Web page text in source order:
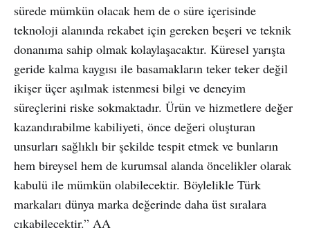
sürede mümkün olacak hem de o süre içerisinde
teknoloji alanında rekabet için gereken beşeri ve teknik
donanıma sahip olmak kolaylaşacaktır. Küresel yarışta
geride kalma kaygısı ile basamakların teker teker değil
ikişer üçer aşılmak istenmesi bilgi ve deneyim
süreçlerini riske sokmaktadır. Ürün ve hizmetlere değer
kazandırabilme kabiliyeti, önce değeri oluşturan
unsurları sağlıklı bir şekilde tespit etmek ve bunların
hem bireysel hem de kurumsal alanda öncelikler olarak
kabulü ile mümkün olabilecektir. Böylelikle Türk
markaları dünya marka değerinde daha üst sıralara
çıkabilecektir.” AA